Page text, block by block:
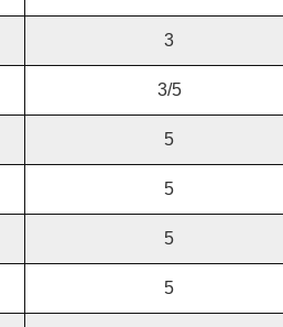
3
3/5
5
5
5
5